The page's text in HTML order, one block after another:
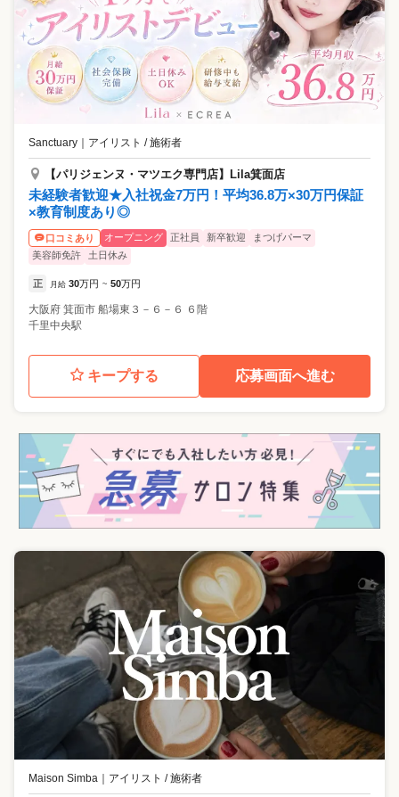
Sanctuary ｜ アイリスト / 施術者
【パリジェンヌ・マツエク専門店】Lila箕面店
未経験者歓迎★入社祝金7万円！平均36.8万×30万円保証
×教育制度あり◎
口コミあり オープニング 正社員 新卒歓迎
まつげパーマ
美容師免許
土日休み
正 月給 30万円 ~ 50万円
大阪府 箕面市 船場東３－６－６ ６階
千里中央駅
キープする 応募画面へ進む
Maison Simba ｜ アイリスト / 施術者